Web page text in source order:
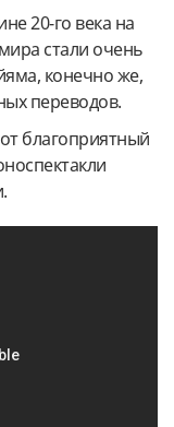
20-го века на
стали очень
конечно же,
переводов.
благоприятный